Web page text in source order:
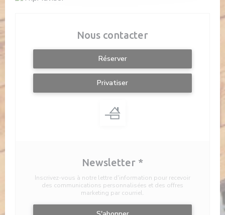
Nous contacter
Réserver
Privatiser
Newsletter *
Inscrivez-vous à notre lettre d'information pour recevoir
des communications personnalisées et des offres
marketing par courriel.